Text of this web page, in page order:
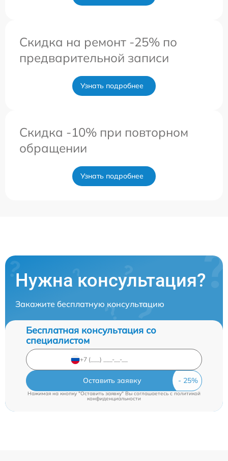
Скидка на ремонт -25% по
предварительной записи
Узнать подробнее
Скидка -10% при повторном
обращении
Узнать подробнее
Нужна консультация?
Закажите бесплатную консультацию
Бесплатная консультация со
специалистом
Оставить заявку
Нажимая на кнопку "Оставить заявку" Вы соглашаетесь cполитикой
конфиденциальности